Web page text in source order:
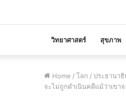
วิทยาศาสตร์ สุขภาพ
Home / โลก / ประธานา
จะไม่ถูกดำเนินคดีแม้ว่าเขา